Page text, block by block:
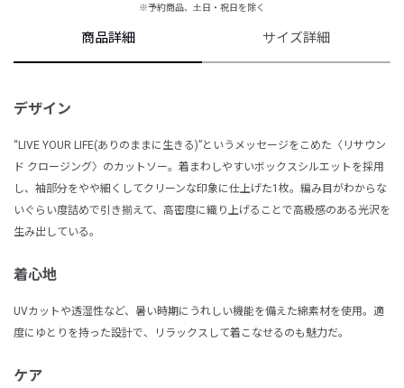
※予約商品、土日・祝日を除く
商品詳細 サイズ詳細
デザイン
“LIVE YOUR LIFE(ありのままに生きる)”というメッセージをこめた〈リサウン
ド クロージング〉のカットソー。着まわしやすいボックスシルエットを採用
し、袖部分をやや細くしてクリーンな印象に仕上げた1枚。編み目がわからな
いぐらい度詰めで引き揃えて、高密度に織り上げることで高級感のある光沢を
生み出している。
着心地
UVカットや透湿性など、暑い時期にうれしい機能を備えた綿素材を使用。適
度にゆとりを持った設計で、リラックスして着こなせるのも魅力だ。
ケア